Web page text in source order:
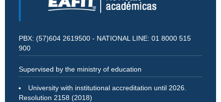
PBX: (57)604 2619500 - NATIONAL LINE: 01 8000 515
900
Supervised by the ministry of education
University with institutional accreditation until 2026.
Resolution 2158 (2018)